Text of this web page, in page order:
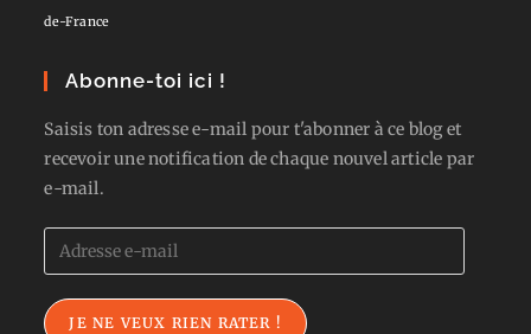
de-France
Abonne-toi ici !
Saisis ton adresse e-mail pour t'abonner à ce blog et
recevoir une notification de chaque nouvel article par
e-mail.
Adresse
e-
mail
JE NE VEUX RIEN RATER !